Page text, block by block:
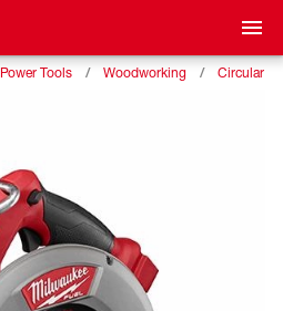
Power Tools Woodworking Circular